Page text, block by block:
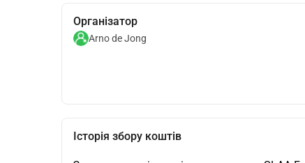
Організатор
Arno de Jong
Історія збору коштів